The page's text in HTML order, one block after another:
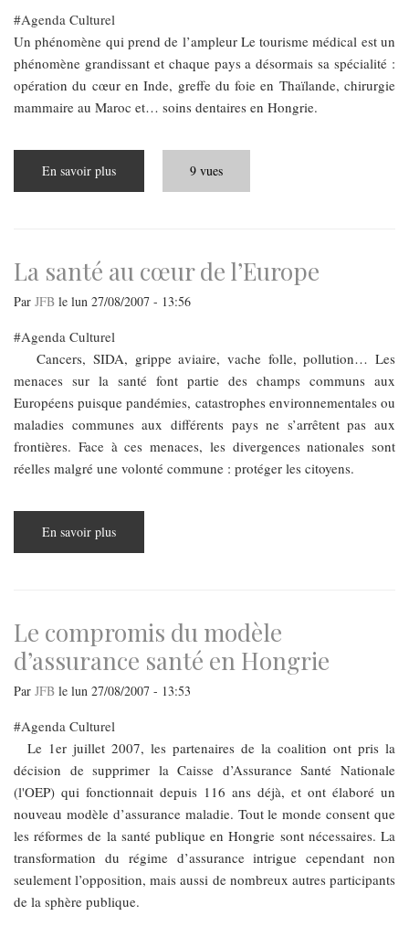
Agenda Culturel
Un phénomène qui prend de l’ampleur Le tourisme médical est un
phénomène grandissant et chaque pays a désormais sa spécialité :
opération du cœur en Inde, greffe du foie en Thaïlande, chirurgie
mammaire au Maroc et… soins dentaires en Hongrie.
En savoir plus
tourisme
9 vues
La santé au cœur de l’Europe
Par JFB le lun 27/08/2007 - 13:56
Agenda Culturel
Cancers, SIDA, grippe aviaire, vache folle, pollution… Les
menaces sur la santé font partie des champs communs aux
Européens puisque pandémies, catastrophes environnementales ou
maladies communes aux différents pays ne s’arrêtent pas aux
frontières. Face à ces menaces, les divergences nationales sont
réelles malgré une volonté commune : protéger les citoyens.
En savoir plus
santé
Le compromis du modèle
d’assurance santé en Hongrie
Par JFB le lun 27/08/2007 - 13:53
Agenda Culturel
Le 1er juillet 2007, les partenaires de la coalition ont pris la
décision de supprimer la Caisse d’Assurance Santé Nationale
(l'OEP) qui fonctionnait depuis 116 ans déjà, et ont élaboré un
nouveau modèle d’assurance maladie. Tout le monde consent que
les réformes de la santé publique en Hongrie sont nécessaires. La
transformation du régime d’assurance intrigue cependant non
seulement l’opposition, mais aussi de nombreux autres participants
de la sphère publique.